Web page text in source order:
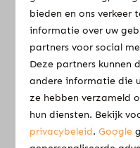
bieden en ons verkeer
informatie over uw
partners voor social
Deze partners kunnen
andere informatie die
ze hebben verzameld
hun diensten. Bekijk
privacybeleid.Google